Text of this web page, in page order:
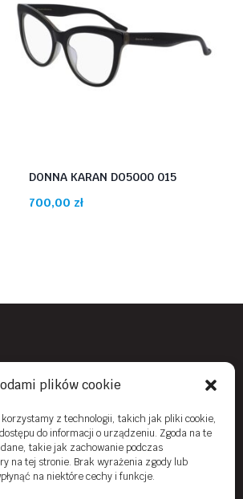
plików cookie
z technologii, takich jak pliki cookie,
do informacji o urządzeniu. Zgoda na te
takie jak zachowanie podczas
na tej stronie. Brak wyrażenia zgody lub
na niektóre cechy i funkcje.
DONNA KARAN DO5000 015
700,00 zł
online